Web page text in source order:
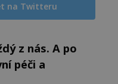
na Twitteru
z nás. A po
péči a